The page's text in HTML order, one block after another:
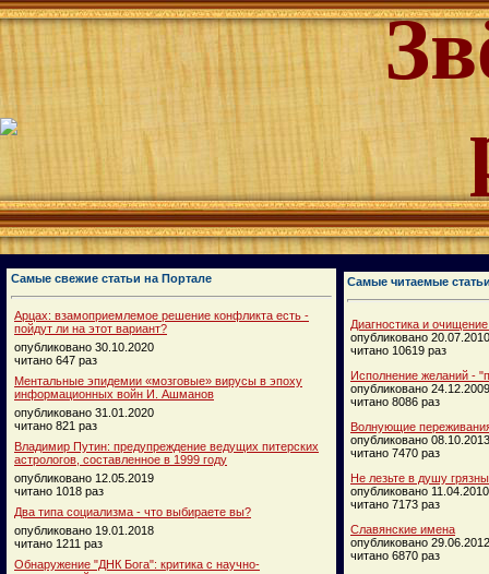
Самые свежие статьи на Портале
Арцах: взамоприемлемое решение конфликта есть -
пойдут ли на этот вариант?
опубликовано 30.10.2020
читано 647 раз
Ментальные эпидемии «мозговые» вирусы в эпоху
информационных войн И. Ашманов
опубликовано 31.01.2020
читано 821 раз
Владимир Путин: предупреждение ведущих питерских
астрологов, составленное в 1999 году
опубликовано 12.05.2019
читано 1018 раз
Два типа социализма - что выбираете вы?
опубликовано 19.01.2018
читано 1211 раз
Обнаружение "ДНК Бога": критика с научно-
Самые читаемые
Диагностика и
опубликовано 20.07.2010
читано 10619 раз
Исполнение желаний -
опубликовано 24.12.2009
читано 8086 раз
Волнующие
опубликовано 08.10.2013
читано 7470 раз
Не лезьте в душу
опубликовано 11.04.2010
читано 7173 раз
Славянские имена
опубликовано 29.06.2012
читано 6870 раз